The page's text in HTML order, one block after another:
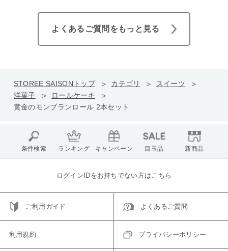
よくあるご質問をもっと見る
STOREE SAISONトップ カテゴリ
スイーツ
洋菓子
ロールケーキ
黄金のモンブランロール 2本セット
条件検索 ランキング キャンペーン 目玉品 新商品
ログインIDをお持ちでない方はこちら
ご利用ガイド よくあるご質問
利用規約 プライバシーポリシー